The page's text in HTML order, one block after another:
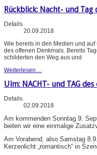
Rückblick: Nacht- und Tag
Details
20.09.2018
Wie bereits in den Medien und
des offenen Denkmals. Bereits
schilderten den Weg aus und
Weiterlesen ...
Ulm: NACHT- und TAG
Details
02.09.2018
Am kommenden Sonntag 9.
bieten wir eine einmalige
Am Vorabend, also Samstag
Kerzenlicht „romantisch“ in